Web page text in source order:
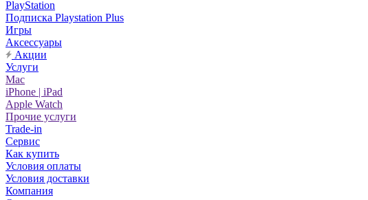
PlayStation
Подписка Playstation Plus
Игры
Аксессуары
Акции
Услуги
Mac
iPhone | iPad
Apple Watch
Прочие услуги
Trade-in
Сервис
Как купить
Условия оплаты
Условия доставки
Компания